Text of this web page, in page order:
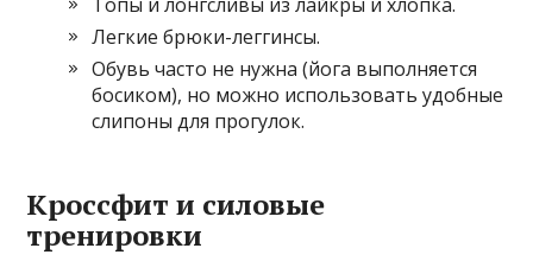
Легкие брюки-леггинсы.
Обувь часто не нужна (йога выполняется
босиком), но можно использовать удобные
слипоны для прогулок.
Кроссфит и силовые
тренировки